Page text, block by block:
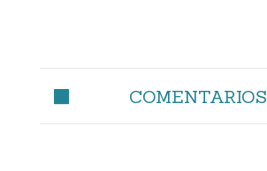
COMENTARIOS